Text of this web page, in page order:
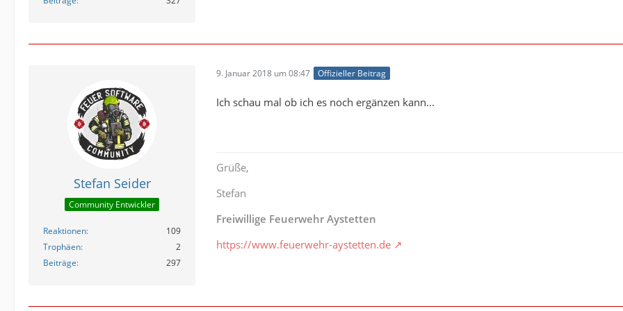
Stefan Seider
Community Entwickler
Reaktionen
109
Trophäen
2
Beiträge
297
9. Januar 2018 um 08:47 Offizieller Beitrag
Ich schau mal ob ich es noch ergänzen kann...
Grüße,
Stefan
Freiwillige Feuerwehr Aystetten
https://www.feuerwehr-aystetten.de